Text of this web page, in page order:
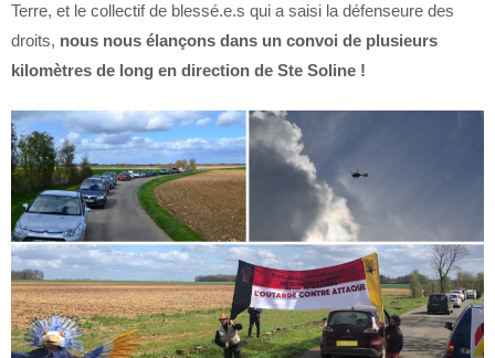
Terre, et le collectif de blessé.e.s qui a saisi la défenseure des
droits, nous nous élançons dans un convoi de plusieurs
kilomètres de long en direction de Ste Soline !